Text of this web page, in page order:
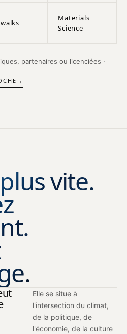
Materials
Science
partenaires ou licenciées ·
→
vite.
Elle se situe à
l'intersection du climat,
de la politique, de
l'économie, de la culture